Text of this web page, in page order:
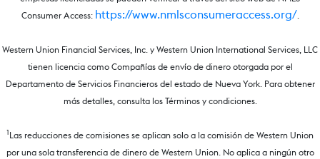
Consumer Access: https://www.nmlsconsumeraccess.org/
Western Union Financial Services, Inc. y Western Union International Services, LLC
tienen licencia como Compañías de envío de dinero otorgada por el
Departamento de Servicios Financieros del estado de Nueva York. Para obtener
más detalles, consulta los Términos y condiciones.
1
Las reducciones de comisiones se aplican solo a la comisión de Western Union
por una sola transferencia de dinero de Western Union. No aplica a ningún otro